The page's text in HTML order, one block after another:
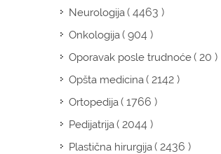
Neurologija( 4463 )
Onkologija( 904 )
Oporavak posle trudnoće( 20 )
Opšta medicina( 2142 )
Ortopedija( 1766 )
Pedijatrija( 2044 )
Plastična hirurgija( 2436 )